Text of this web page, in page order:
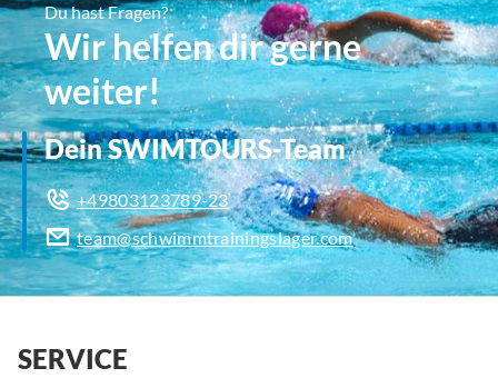
Du hast Fragen?
Wir helfen dir gerne
weiter!
Dein SWIMTOURS-Team
+49803123789-23
team@schwimmtrainingslager.com
SERVICE